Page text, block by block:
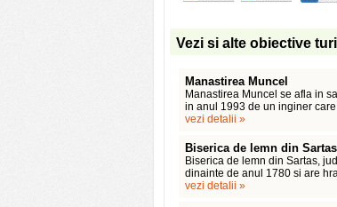
Vezi si alte obiective
Manastirea Muncel
Manastirea Muncel se afla in
in anul 1993 de un inginer
vezi detalii »
Biserica de lemn din Sartas
Biserica de lemn din Sartas,
dinainte de anul 1780 si are
vezi detalii »